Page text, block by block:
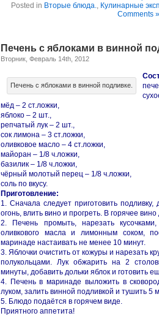
Posted in Вторые блюда., Кулинарные
Comments »
Печень с яблоками в винной
Вторник, Февраль 14th, 2012
Печень с яблоками в винной подливке.
мёд – 2 ст.ложки,
яблоко – 2 шт.,
репчатый лук – 2 шт.,
сок лимона – 3 ст.ложки,
оливковое масло – 4 ст.ложки,
майоран – 1/8 ч.ложки,
базилик – 1/8 ч.ложки,
чёрный молотый перец – 1/8 ч.ложки,
соль по вкусу.
Приготовление:
1. Сначала следует приготовить подливку,
огонь, влить вино и прогреть. В горячее
2. Печень промыть, нарезать
оливкового масла и лимонным соком,
маринаде настаивать не менее 10 минут.
3. Яблочки очистить от кожуры и нарезать
полукольцами. Лук обжарить на 2
минуты, добавить дольки яблок и готовить
4. Печень в маринаде выложить в
луком, залить винной подливкой и тушить 5
5. Блюдо подаётся в горячем виде.
Приятного аппетита!